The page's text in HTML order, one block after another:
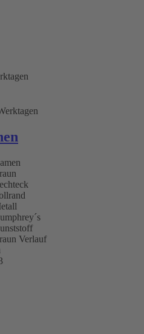
Verlauf